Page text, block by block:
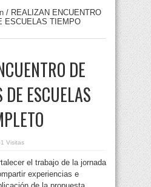
/ REALIZAN ENCUENTRO
ESCUELAS TIEMPO
DE
DE ESCUELAS
Visitas
el trabajo de la jornada
experiencias e